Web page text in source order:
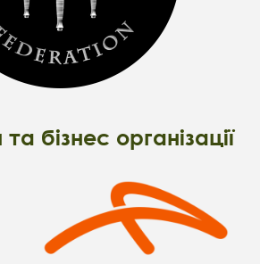
бізнес організації